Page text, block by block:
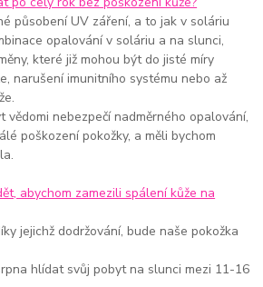
působení UV záření, a to jak v soláriu
opalování v soláriu a na slunci,
které již mohou být do jisté míry
narušení imunitního systému nebo až
vědomi nebezpečí nadměrného opalování,
poškození pokožky, a měli bychom
abychom zamezili spálení kůže na
jejichž dodržování, bude naše pokožka
hlídat svůj pobyt na slunci mezi 11-16